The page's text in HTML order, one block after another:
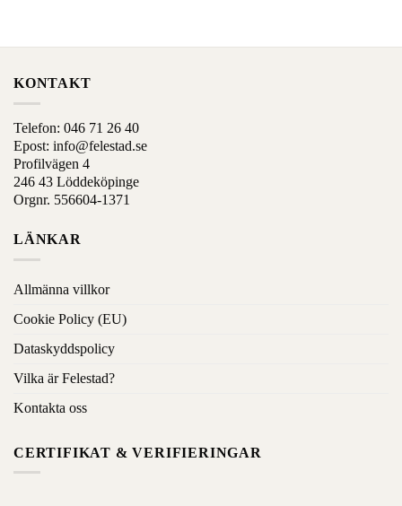
KONTAKT
Telefon: 046 71 26 40
Epost: info@felestad.se
Profilvägen 4
246 43 Löddeköpinge
Orgnr. 556604-1371
LÄNKAR
Allmänna villkor
Cookie Policy (EU)
Dataskyddspolicy
Vilka är Felestad?
Kontakta oss
CERTIFIKAT & VERIFIERINGAR